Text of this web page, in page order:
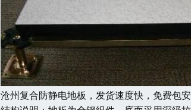
沧州复合防静电地板，发货速度快，免费包